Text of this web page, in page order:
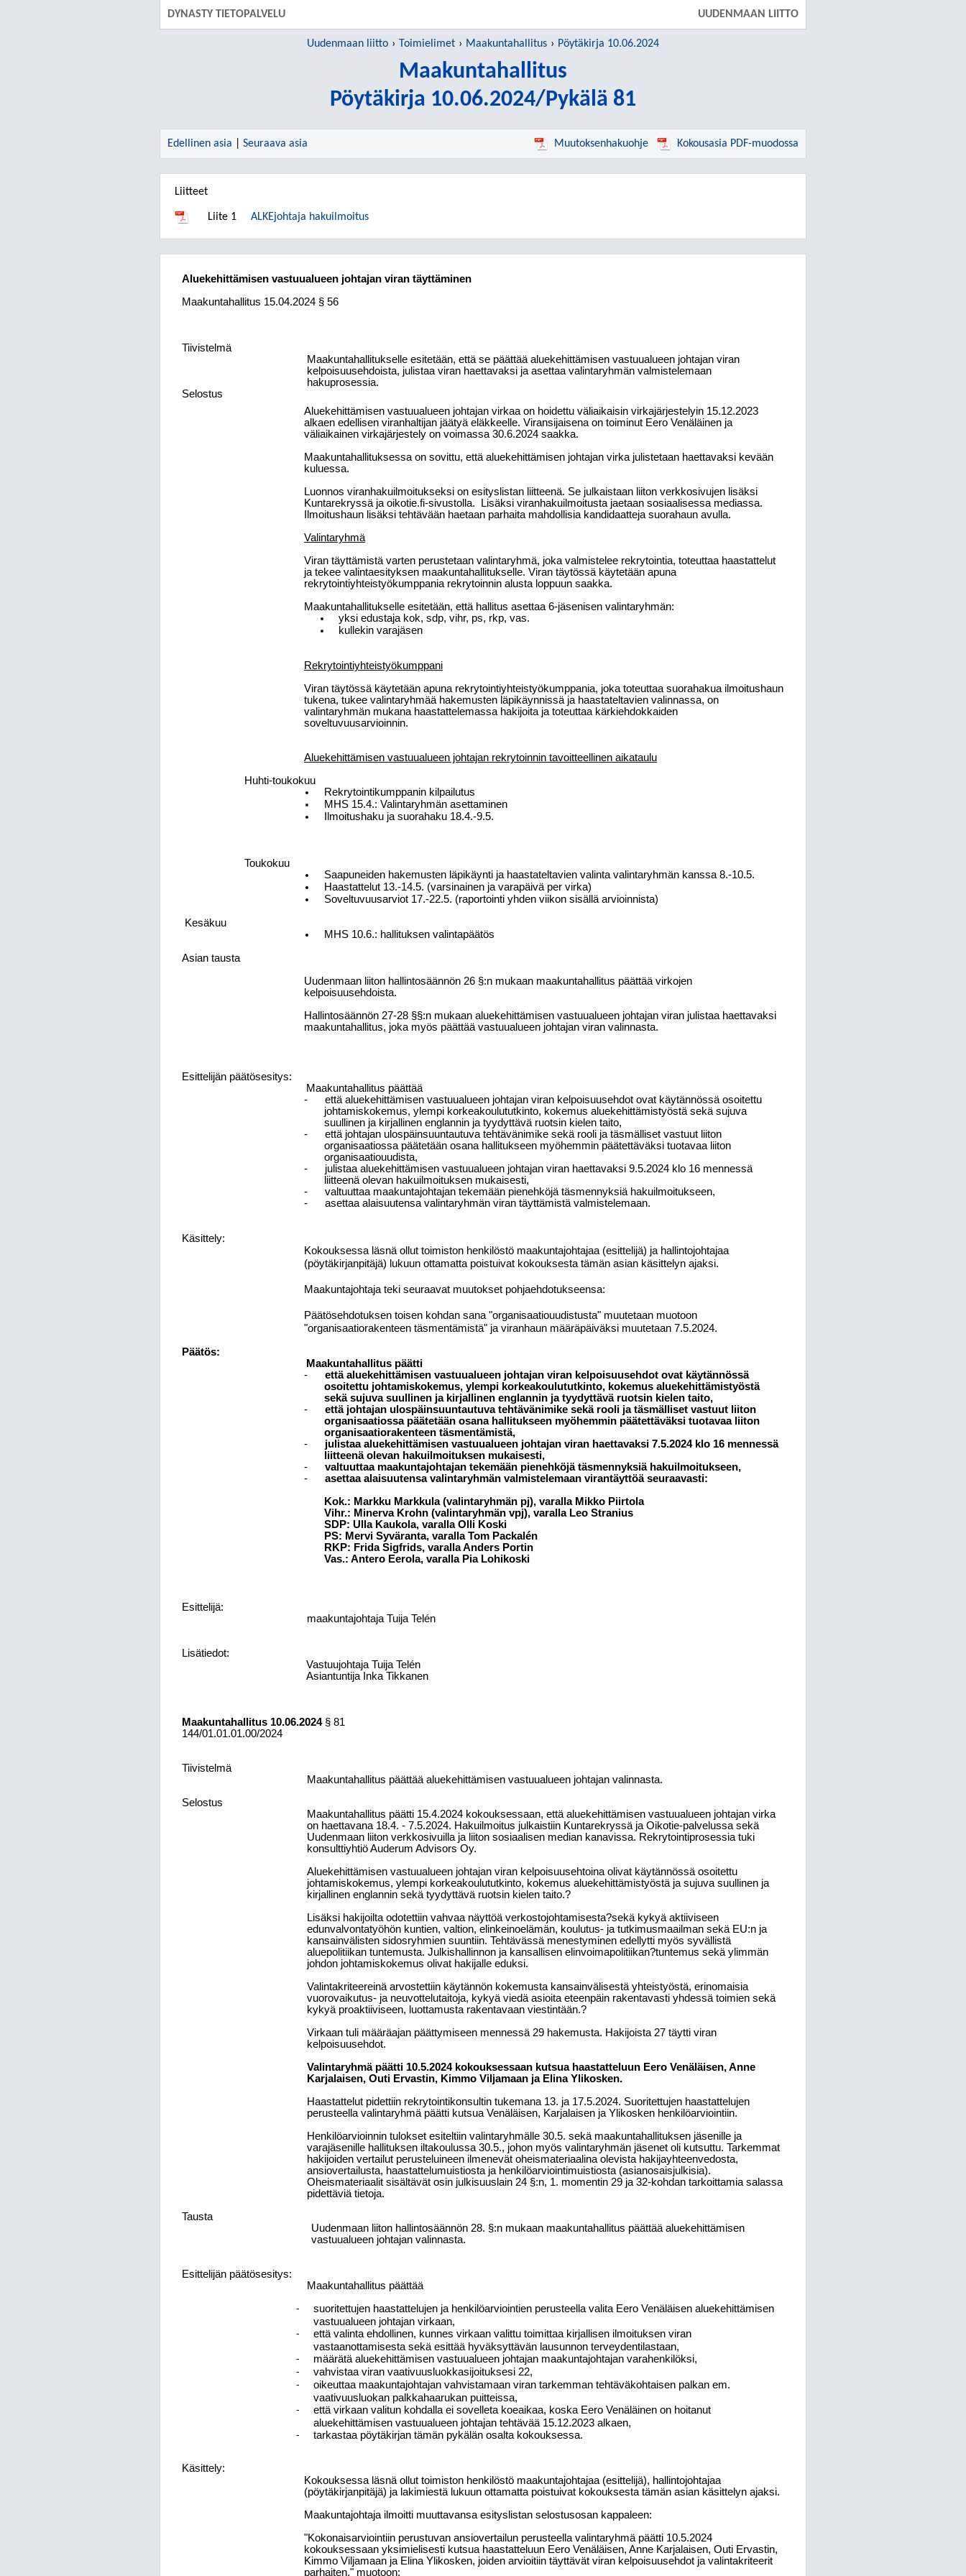
DYNASTY TIETOPALVELU UUDENMAAN LIITTO
Uudenmaan liitto Toimielimet Maakuntahallitus Pöytäkirja 10.06.2024
Maakuntahallitus
Pöytäkirja 10.06.2024/Pykälä 81
Edellinen asia Seuraava asia Muutoksenhakuohje Kokousasia PDF-muodossa
Liitteet
Liite 1 ALKEjohtaja hakuilmoitus
Aluekehittämisen vastuualueen johtajan viran täyttäminen
Maakuntahallitus 15.04.2024 § 56
Tiivistelmä
Maakuntahallitukselle esitetään, että se päättää aluekehittämisen vastuualueen johtajan viran
kelpoisuusehdoista, julistaa viran haettavaksi ja asettaa valintaryhmän valmistelemaan
hakuprosessia.
Selostus
Aluekehittämisen vastuualueen johtajan virkaa on hoidettu väliaikaisin virkajärjestelyin 15.12.2023
alkaen edellisen viranhaltijan jäätyä eläkkeelle. Viransijaisena on toiminut Eero Venäläinen ja
väliaikainen virkajärjestely on voimassa 30.6.2024 saakka.
Maakuntahallituksessa on sovittu, että aluekehittämisen johtajan virka julistetaan haettavaksi kevään
kuluessa.
Luonnos viranhakuilmoitukseksi on esityslistan liitteenä. Se julkaistaan liiton verkkosivujen lisäksi
Kuntarekryssä ja oikotie.fi-sivustolla.
Lisäksi viranhakuilmoitusta jaetaan sosiaalisessa mediassa.
Ilmoitushaun lisäksi tehtävään haetaan parhaita mahdollisia kandidaatteja suorahaun avulla.
Valintaryhmä
Viran täyttämistä varten perustetaan valintaryhmä, joka valmistelee rekrytointia, toteuttaa haastattelut
ja tekee valintaesityksen maakuntahallitukselle. Viran täytössä käytetään apuna
rekrytointiyhteistyökumppania rekrytoinnin alusta loppuun saakka.
Maakuntahallitukselle esitetään, että hallitus asettaa 6-jäsenisen valintaryhmän:
yksi edustaja kok, sdp, vihr, ps, rkp, vas.
kullekin varajäsen
Rekrytointiyhteistyökumppani
Viran täytössä käytetään apuna rekrytointiyhteistyökumppania, joka toteuttaa suorahakua ilmoitushaun
tukena, tukee valintaryhmää hakemusten läpikäynnissä ja haastateltavien valinnassa, on
valintaryhmän mukana haastattelemassa hakijoita ja toteuttaa kärkiehdokkaiden
soveltuvuusarvioinnin.
Aluekehittämisen vastuualueen johtajan rekrytoinnin tavoitteellinen aikataulu
Huhti-toukokuu
Rekrytointikumppanin kilpailutus
MHS 15.4.: Valintaryhmän asettaminen
Ilmoitushaku ja suorahaku 18.4.-9.5.
Toukokuu
Saapuneiden hakemusten läpikäynti ja haastateltavien valinta valintaryhmän kanssa 8.-10.5.
Haastattelut 13.-14.5. (varsinainen ja varapäivä per virka)
Soveltuvuusarviot 17.-22.5. (raportointi yhden viikon sisällä arvioinnista)
Kesäkuu
MHS 10.6.: hallituksen valintapäätös
Asian tausta
Uudenmaan liiton hallintosäännön 26 §:n mukaan maakuntahallitus päättää virkojen
kelpoisuusehdoista.
Hallintosäännön 27-28 §§:n mukaan aluekehittämisen vastuualueen johtajan viran julistaa haettavaksi
maakuntahallitus, joka myös päättää vastuualueen johtajan viran valinnasta.
Esittelijän päätösesitys:
Maakuntahallitus päättää
-
että aluekehittämisen vastuualueen johtajan viran kelpoisuusehdot ovat käytännössä osoitettu
johtamiskokemus, ylempi korkeakoulututkinto, kokemus aluekehittämistyöstä sekä sujuva
suullinen ja kirjallinen englannin ja tyydyttävä ruotsin kielen taito,
-
että johtajan ulospäinsuuntautuva tehtävänimike sekä rooli ja täsmälliset vastuut liiton
organisaatiossa päätetään osana hallitukseen myöhemmin päätettäväksi tuotavaa liiton
organisaatiouudista,
-
julistaa aluekehittämisen vastuualueen johtajan viran haettavaksi 9.5.2024 klo 16 mennessä
liitteenä olevan hakuilmoituksen mukaisesti,
-
valtuuttaa maakuntajohtajan tekemään pienehköjä täsmennyksiä hakuilmoitukseen,
-
asettaa alaisuutensa valintaryhmän viran täyttämistä valmistelemaan.
Käsittely:
Kokouksessa läsnä ollut toimiston henkilöstö maakuntajohtajaa (esittelijä) ja hallintojohtajaa
(pöytäkirjanpitäjä) lukuun ottamatta poistuivat kokouksesta tämän asian käsittelyn ajaksi.
Maakuntajohtaja teki seuraavat muutokset pohjaehdotukseensa:
Päätösehdotuksen toisen kohdan sana "organisaatiouudistusta" muutetaan muotoon
"organisaatiorakenteen täsmentämistä" ja viranhaun määräpäiväksi muutetaan 7.5.2024.
Päätös:
Maakuntahallitus päätti
-
että aluekehittämisen vastuualueen johtajan viran kelpoisuusehdot ovat käytännössä
osoitettu johtamiskokemus, ylempi korkeakoulututkinto, kokemus aluekehittämistyöstä
sekä sujuva suullinen ja kirjallinen englannin ja tyydyttävä ruotsin kielen taito,
-
että johtajan ulospäinsuuntautuva tehtävänimike sekä rooli ja täsmälliset vastuut liiton
organisaatiossa päätetään osana hallitukseen myöhemmin päätettäväksi tuotavaa liiton
organisaatiorakenteen täsmentämistä,
-
julistaa aluekehittämisen vastuualueen johtajan viran haettavaksi 7.5.2024 klo 16 mennessä
liitteenä olevan hakuilmoituksen mukaisesti,
-
valtuuttaa maakuntajohtajan tekemään pienehköjä täsmennyksiä hakuilmoitukseen,
-
asettaa alaisuutensa valintaryhmän valmistelemaan virantäyttöä seuraavasti:
Kok.: Markku Markkula (valintaryhmän pj), varalla Mikko Piirtola
Vihr.: Minerva Krohn (valintaryhmän vpj), varalla Leo Stranius
SDP: Ulla Kaukola, varalla Olli Koski
PS: Mervi Syväranta, varalla Tom Packalén
RKP: Frida Sigfrids, varalla Anders Portin
Vas.: Antero Eerola, varalla Pia Lohikoski
Esittelijä:
maakuntajohtaja Tuija Telén
Lisätiedot:
Vastuujohtaja Tuija Telén
Asiantuntija Inka Tikkanen
Maakuntahallitus 10.06.2024 § 81
144/01.01.01.00/2024
Tiivistelmä
Maakuntahallitus päättää aluekehittämisen vastuualueen johtajan valinnasta.
Selostus
Maakuntahallitus päätti 15.4.2024 kokouksessaan, että aluekehittämisen vastuualueen johtajan virka
on haettavana 18.4. - 7.5.2024. Hakuilmoitus julkaistiin Kuntarekryssä ja Oikotie-palvelussa sekä
Uudenmaan liiton verkkosivuilla ja liiton sosiaalisen median kanavissa. Rekrytointiprosessia tuki
konsulttiyhtiö Auderum Advisors Oy.
Aluekehittämisen vastuualueen johtajan viran kelpoisuusehtoina olivat käytännössä osoitettu
johtamiskokemus, ylempi korkeakoulututkinto, kokemus aluekehittämistyöstä ja sujuva suullinen ja
kirjallinen englannin sekä tyydyttävä ruotsin kielen taito.?
Lisäksi hakijoilta odotettiin vahvaa näyttöä verkostojohtamisesta?sekä kykyä aktiiviseen
edunvalvontatyöhön kuntien, valtion, elinkeinoelämän, koulutus- ja tutkimusmaailman sekä EU:n ja
kansainvälisten sidosryhmien suuntiin. Tehtävässä menestyminen edellytti myös syvällistä
aluepolitiikan tuntemusta. Julkishallinnon ja kansallisen elinvoimapolitiikan?tuntemus sekä ylimmän
johdon johtamiskokemus olivat hakijalle eduksi.
Valintakriteereinä arvostettiin käytännön kokemusta kansainvälisestä yhteistyöstä, erinomaisia
vuorovaikutus- ja neuvottelutaitoja, kykyä viedä asioita eteenpäin rakentavasti yhdessä toimien sekä
kykyä proaktiiviseen, luottamusta rakentavaan viestintään.?
Virkaan tuli määräajan päättymiseen mennessä 29 hakemusta. Hakijoista 27 täytti viran
kelpoisuusehdot.
Valintaryhmä päätti 10.5.2024 kokouksessaan kutsua haastatteluun Eero Venäläisen, Anne
Karjalaisen, Outi Ervastin, Kimmo Viljamaan ja Elina Ylikosken.
Haastattelut pidettiin rekrytointikonsultin tukemana 13. ja 17.5.2024. Suoritettujen haastattelujen
perusteella valintaryhmä päätti kutsua Venäläisen, Karjalaisen ja Ylikosken henkilöarviointiin.
Henkilöarvioinnin tulokset esiteltiin valintaryhmälle 30.5. sekä maakuntahallituksen jäsenille ja
varajäsenille hallituksen iltakoulussa 30.5., johon myös valintaryhmän jäsenet oli kutsuttu. Tarkemmat
hakijoiden vertailut perusteluineen ilmenevät oheismateriaalina olevista hakijayhteenvedosta,
ansiovertailusta, haastattelumuistiosta ja henkilöarviointimuistiosta (asianosaisjulkisia).
Oheismateriaalit sisältävät osin julkisuuslain 24 §:n, 1. momentin 29 ja 32-kohdan tarkoittamia salassa
pidettäviä tietoja.
Tausta
Uudenmaan liiton hallintosäännön 28. §:n mukaan maakuntahallitus päättää aluekehittämisen
vastuualueen johtajan valinnasta.
Esittelijän päätösesitys:
Maakuntahallitus päättää
-
suoritettujen haastattelujen ja henkilöarviointien perusteella valita Eero Venäläisen aluekehittämisen
vastuualueen johtajan virkaan,
-
että valinta ehdollinen, kunnes virkaan valittu toimittaa kirjallisen ilmoituksen viran
vastaanottamisesta sekä esittää hyväksyttävän lausunnon terveydentilastaan,
- määrätä aluekehittämisen vastuualueen johtajan maakuntajohtajan varahenkilöksi,
- vahvistaa viran vaativuusluokkasijoituksesi 22,
-
oikeuttaa maakuntajohtajan vahvistamaan viran tarkemman tehtäväkohtaisen palkan em.
vaativuusluokan palkkahaarukan puitteissa,
-
että virkaan valitun kohdalla ei sovelleta koeaikaa, koska Eero Venäläinen on hoitanut
aluekehittämisen vastuualueen johtajan tehtävää 15.12.2023 alkaen,
- tarkastaa pöytäkirjan tämän pykälän osalta kokouksessa.
Käsittely:
Kokouksessa läsnä ollut toimiston henkilöstö maakuntajohtajaa (esittelijä), hallintojohtajaa
(pöytäkirjanpitäjä) ja lakimiestä lukuun ottamatta poistuivat kokouksesta tämän asian käsittelyn ajaksi.
Maakuntajohtaja ilmoitti muuttavansa esityslistan selostusosan kappaleen:
"Kokonaisarviointiin perustuvan ansiovertailun perusteella valintaryhmä päätti 10.5.2024
kokouksessaan yksimielisesti kutsua haastatteluun Eero Venäläisen, Anne Karjalaisen, Outi Ervastin,
Kimmo Viljamaan ja Elina Ylikosken, joiden arvioitiin täyttävät viran kelpoisuusehdot ja valintakriteerit
parhaiten." muotoon: